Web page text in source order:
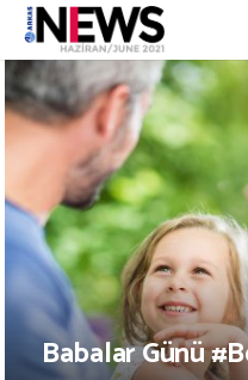
Babalar Günü